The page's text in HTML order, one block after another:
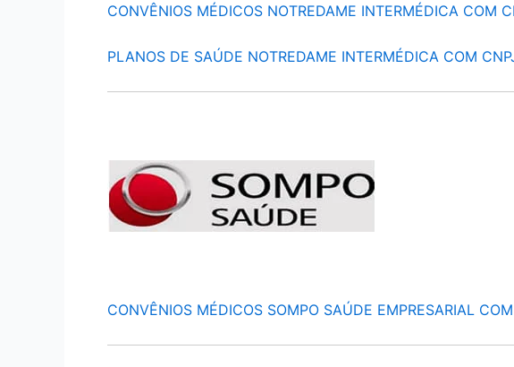
CONVÊNIOS MÉDICOS NOTREDAME INTERMÉDICA COM
PLANOS DE SAÚDE NOTREDAME INTERMÉDICA COM
CONVÊNIOS MÉDICOS SOMPO SAÚDE EMPRESARIAL